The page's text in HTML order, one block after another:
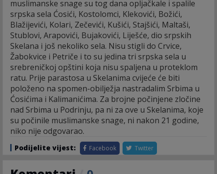
muslimanske snage su tog dana opljačkale i spalile
srpska sela Ćosići, Kostolomci, Klekovići, Božići,
Blažijevići, Kolari, Zečevići, Kušići, Stajšići, Maltaši,
Stublovi, Arapovići, Bujakovići, Liješće, dio srpskih
Skelana i još nekoliko sela. Nisu stigli do Crvice,
Žabokvice i Petriče i to su jedina tri srpska sela u
srebreničkoj opštini koja nisu spaljena u proteklom
ratu. Prije parastosa u Skelanima cvijeće će biti
položeno na spomen-obilježja nastradalim Srbima u
Ćosićima i Kalimanićima. Za brojne počinjene zločine
nad Srbima u Podrinju, pa ni za ove u Skelanima, koje
su počinile muslimanske snage, ni nakon 21 godine,
niko nije odgovarao.
Podijelite vijest: Facebook Twitter